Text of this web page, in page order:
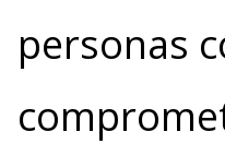
personas